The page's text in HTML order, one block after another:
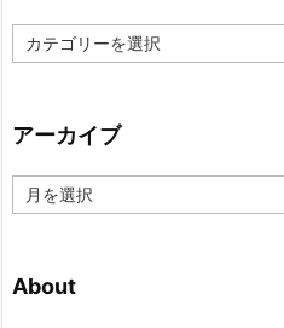
テ
ー
アーカイブ
ー
ブ
About